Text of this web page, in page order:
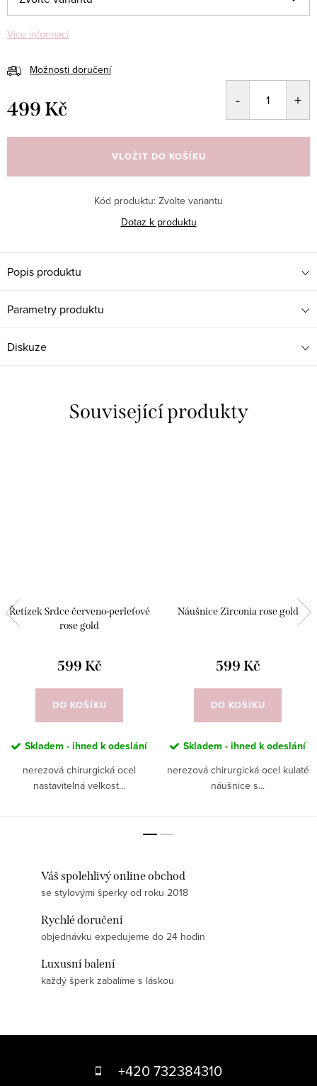
Více informací
Možnosti doručení
499 Kč
cena:
VLOŽIT DO KOŠÍKU
Kód produktu: Zvolte variantu
Dotaz k produktu
Popis produktu
Parametry produktu
Diskuze
Související produkty
Řetízek Srdce červeno-perleťové
rose gold
599 Kč
DO KOŠÍKU
Skladem - ihned k odeslání
nerezová chirurgická ocel
nastavitelná velkost...
Náušnice Zirconia rose gold
599 Kč
DO KOŠÍKU
Skladem - ihned k odeslání
nerezová chirurgická ocel kulaté
náušnice s...
Váš spolehlivý online obchod
se stylovými šperky od roku 2018
Rychlé doručení
objednávku expedujeme do 24 hodin
Luxusní balení
každý šperk zabalíme s láskou
+420 732384310